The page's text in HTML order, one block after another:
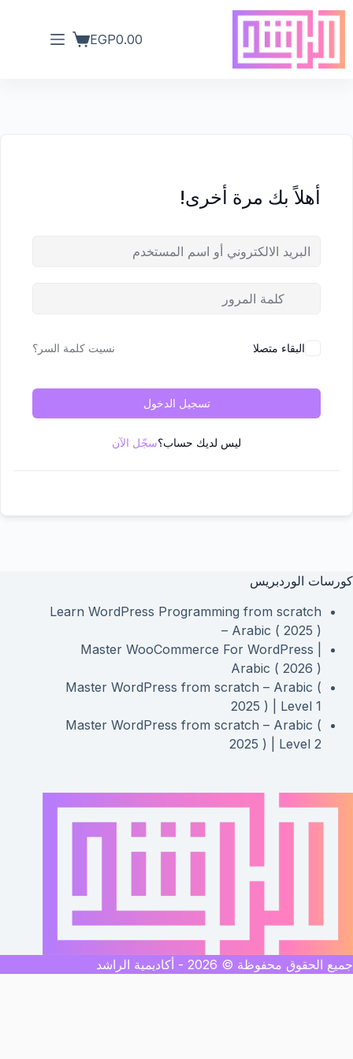
EGP0.00
أهلاً بك مرة أخرى!
البقاء متصلا نسيت كلمة السر؟
تسجيل الدخول
ليس لديك حساب؟سجّل الآن
كورسات الوردبريس
Learn WordPress Programming from scratch
– Arabic ( 2025 )
Master WooCommerce For WordPress |
Arabic ( 2026 )
Master WordPress from scratch – Arabic (
2025 ) | Level 1
Master WordPress from scratch – Arabic (
2025 ) | Level 2
جميع الحقوق محفوظة © 2026 - أكاديمية الراشد